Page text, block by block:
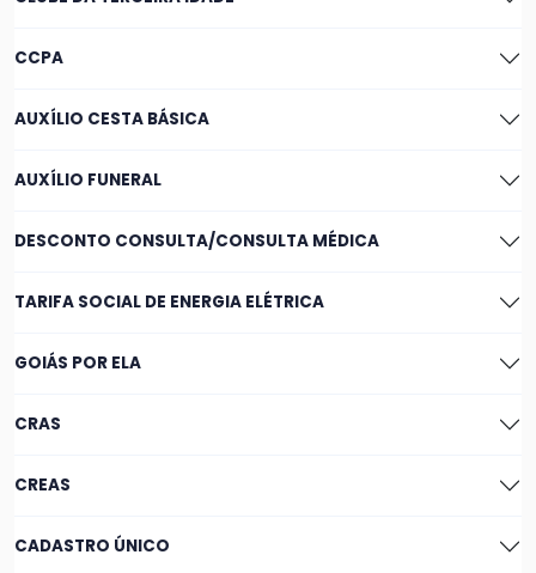
CCPA
AUXÍLIO CESTA BÁSICA
AUXÍLIO FUNERAL
DESCONTO CONSULTA/CONSULTA MÉDICA
TARIFA SOCIAL DE ENERGIA ELÉTRICA
GOIÁS POR ELA
CRAS
CREAS
CADASTRO ÚNICO